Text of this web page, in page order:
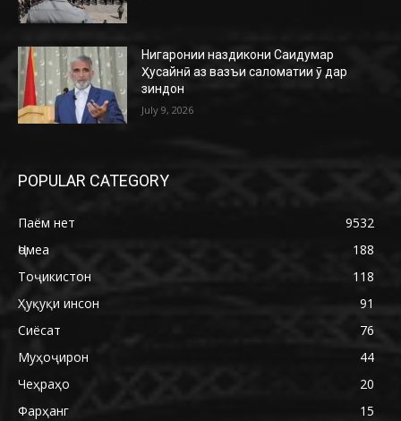
Нигаронии наздикони Саидумар
Ҳусайнӣ аз вазъи саломатии ӯ дар
зиндон
July 9, 2026
POPULAR CATEGORY
Паём нет
9532
Ҷомеа
188
Тоҷикистон
118
Ҳуқуқи инсон
91
Сиёсат
76
Муҳоҷирон
44
Чеҳраҳо
20
Фарҳанг
15